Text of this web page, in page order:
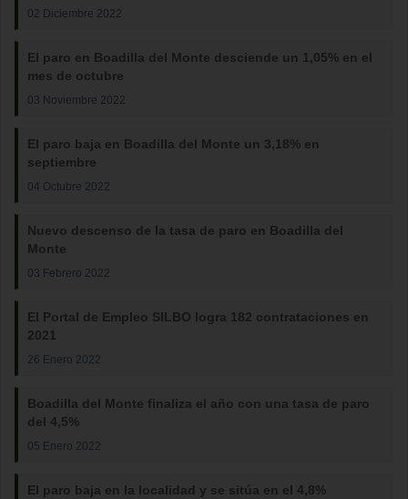
02 Diciembre 2022
El paro en Boadilla del Monte desciende un 1,05% en el
mes de octubre
03 Noviembre 2022
El paro baja en Boadilla del Monte un 3,18% en
septiembre
04 Octubre 2022
Nuevo descenso de la tasa de paro en Boadilla del
Monte
03 Febrero 2022
El Portal de Empleo SILBO logra 182 contrataciones en
2021
26 Enero 2022
Boadilla del Monte finaliza el año con una tasa de paro
del 4,5%
05 Enero 2022
El paro baja en la localidad y se sitúa en el 4,8%